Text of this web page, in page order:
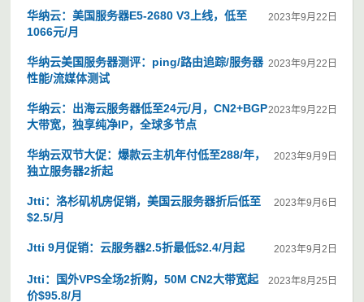
2023年9月22日
华纳云：美国服务器E5-2680 V3上线，低至
1066元/月
2023年9月22日
华纳云美国服务器测评：ping/路由追踪/服务器
性能/流媒体测试
2023年9月22日
华纳云：出海云服务器低至24元/月，CN2+BGP
大带宽，独享纯净IP，全球多节点
2023年9月9日
华纳云双节大促：爆款云主机年付低至288/年，
独立服务器2折起
2023年9月6日
Jtti：洛杉矶机房促销，美国云服务器折后低至
$2.5/月
2023年9月2日
Jtti 9月促销：云服务器2.5折最低$2.4/月起
2023年8月25日
Jtti：国外VPS全场2折购，50M CN2大带宽起
价$95.8/月